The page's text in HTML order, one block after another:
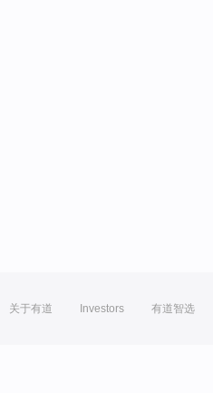
关于有道 Investors 有道智选